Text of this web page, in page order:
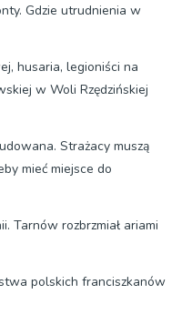
Gdzie utrudnienia w
husaria, legioniści na
w Woli Rzędzińskiej
Strażacy muszą
mieć miejsce do
Tarnów rozbrzmiał ariami
polskich franciszkanów